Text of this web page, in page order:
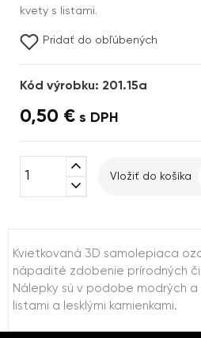
kvety s listami.
Pridať do obľúbených
Kód výrobku: 201.15a
0,50 € s DPH
expand_less
expand_more
Vložiť do košíka
Kvietkovaná 3D samolepiaca
nápadité zdobenie prírodných
Nálepky sú v podobe modrých
listami a lesklými kamienkami.